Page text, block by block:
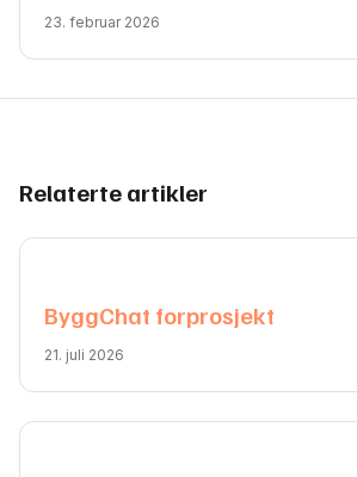
23. februar 2026
Relaterte artikler
ByggChat forprosjekt
21. juli 2026